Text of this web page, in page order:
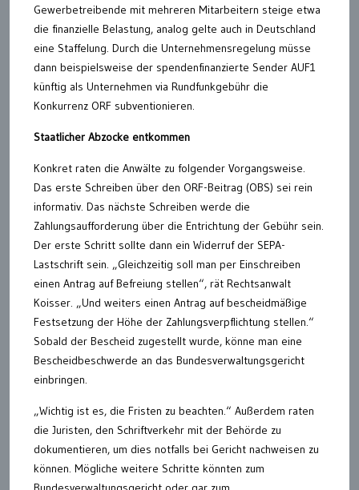
Gewerbetreibende mit mehreren Mitarbeitern steige etwa
die finanzielle Belastung, analog gelte auch in Deutschland
eine Staffelung. Durch die Unternehmensregelung müsse
dann beispielsweise der spendenfinanzierte Sender AUF1
künftig als Unternehmen via Rundfunkgebühr die
Konkurrenz ORF subventionieren.
Staatlicher Abzocke entkommen
Konkret raten die Anwälte zu folgender Vorgangsweise.
Das erste Schreiben über den ORF-Beitrag (OBS) sei rein
informativ. Das nächste Schreiben werde die
Zahlungsaufforderung über die Entrichtung der Gebühr sein.
Der erste Schritt sollte dann ein Widerruf der SEPA-
Lastschrift sein. „Gleichzeitig soll man per Einschreiben
einen Antrag auf Befreiung stellen“, rät Rechtsanwalt
Koisser. „Und weiters einen Antrag auf bescheidmäßige
Festsetzung der Höhe der Zahlungsverpflichtung stellen.“
Sobald der Bescheid zugestellt wurde, könne man eine
Bescheidbeschwerde an das Bundesverwaltungsgericht
einbringen.
„Wichtig ist es, die Fristen zu beachten.“ Außerdem raten
die Juristen, den Schriftverkehr mit der Behörde zu
dokumentieren, um dies notfalls bei Gericht nachweisen zu
können. Mögliche weitere Schritte könnten zum